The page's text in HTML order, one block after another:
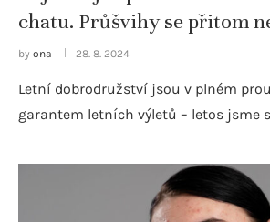
chatu. Průšvihy se přitom
by ona 28. 8. 2024
Letní dobrodružství jsou v plném
garantem letních výletů – letos jsme